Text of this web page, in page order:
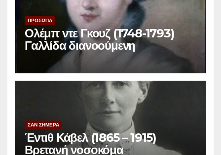
ΠΡΟΣΩΠΑ
Ολέμπ ντε Γκουζ (1748-1793)
Γαλλίδα διανοούμενη
ΣΑΝ ΣΗΜΕΡΑ
Έντιθ Κάβελ (1865 – 1915)
Βρετανή νοσοκόμα